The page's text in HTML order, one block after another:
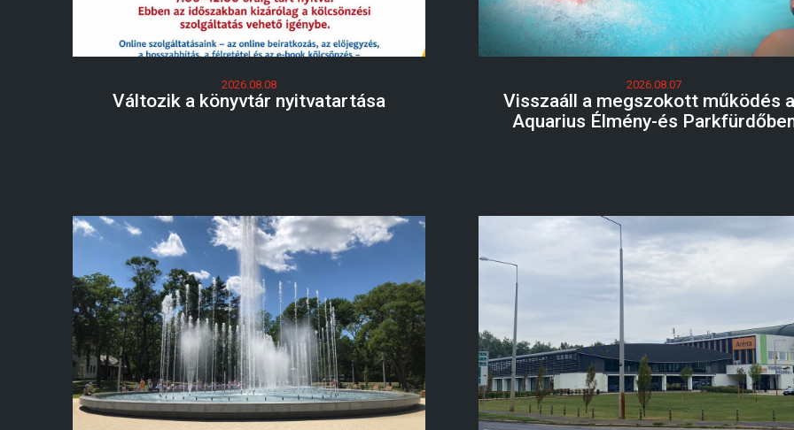
2026.08.08
Változik a könyvtár nyitvatartása
2026.08.07
Visszaáll a megszokott működés
Aquarius Élmény-és